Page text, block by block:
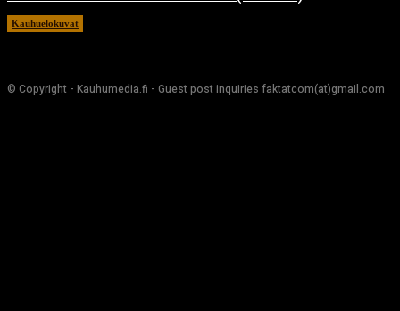
Kauhuelokuvat
© Copyright - Kauhumedia.fi - Guest post inquiries faktatcom(at)gmail.com